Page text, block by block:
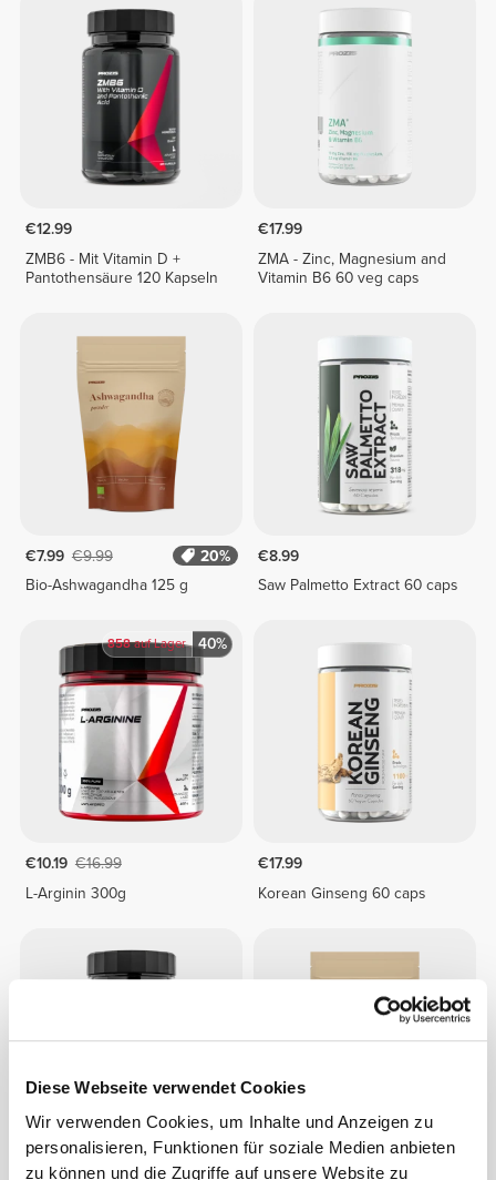
Diese Webseite verwendet Cookies
Wir verwenden Cookies, um Inhalte und Anzeigen zu
personalisieren, Funktionen für soziale Medien anbieten
zu können und die Zugriffe auf unsere Website zu
€12.99
ZMB6 - Mit Vitamin D +
Pantothensäure 120 Kapseln
€17.99
ZMA - Zinc, Magnesium and
Vitamin B6 60 veg caps
€7.99 €9.99
20%
Bio-Ashwagandha 125 g
€8.99
Saw Palmetto Extract 60 caps
858auf Lager 40%
€10.19 €16.99
L-Arginin 300g
€17.99
Korean Ginseng 60 caps
€8.99
€6.99 €9.99